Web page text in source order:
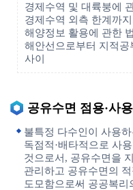
경제수역 및 대륙붕에
경제수역 외측 한계까
해양정보 활용에 관한
해안선으로부터 지적공
사이
공유수면 점용·사
불특정 다수인이 사용
독점적·배타적으로 사
것으로서, 공유수면을
관리하고 공유수면의
도모함으로써 공공복